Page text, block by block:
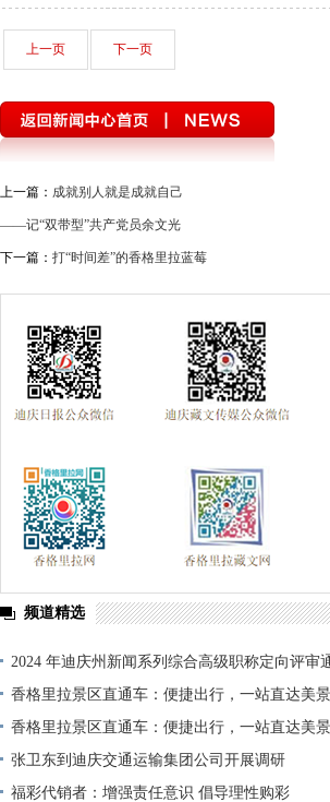
上一页 下一页
上一篇： 成就别人就是成就自己
——记“双带型”共产党员余文光
下一篇： 打“时间差”的香格里拉蓝莓
频道精选
2024 年迪庆州新闻系列综合高级职称定向评审
单公示
香格里拉景区直通车：便捷出行，一站直达美景
香格里拉景区直通车：便捷出行，一站直达美景
张卫东到迪庆交通运输集团公司开展调研
福彩代销者：增强责任意识 倡导理性购彩